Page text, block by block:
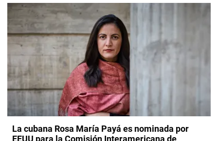
La cubana Rosa María Payá es nominada por
EEUU para la Comisión Interamericana de